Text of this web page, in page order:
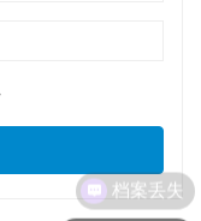
档案丢失